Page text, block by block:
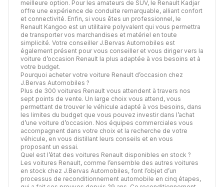
meilleure option. Pour les amateurs de SUV, le Renault Kadjar
offre une expérience de conduite remarquable, alliant confort
et connectivité. Enfin, si vous êtes un professionnel, le
Renault Kangoo est un utilitaire polyvalent qui vous permettra
de transporter vos marchandises et matériel en toute
simplicité. Votre conseiller J.Bervas Automobiles est
également présent pour vous conseiller et vous diriger vers la
voiture d’occasion Renault la plus adaptée à vos besoins et à
votre budget.
Pourquoi acheter votre voiture Renault d’occasion chez
J.Bervas Automobiles ?
Plus de 300 voitures Renault vous attendent à travers nos
sept points de vente. Un large choix vous attend, vous
permettant de trouver le véhicule adapté à vos besoins, dans
les limites du budget que vous pouvez investir dans l’achat
d’une voiture d’occasion. Nos équipes commerciales vous
accompagnent dans votre choix et la recherche de votre
véhicule, en vous distillant leurs conseils et en vous
proposant un essai.
Quel est l’état des voitures Renault disponibles en stock ?
Les voitures Renault, comme l’ensemble des autres voitures
en stock chez J.Bervas Automobiles, font l’objet d’un
processus de reconditionnement automobile en cinq étapes,